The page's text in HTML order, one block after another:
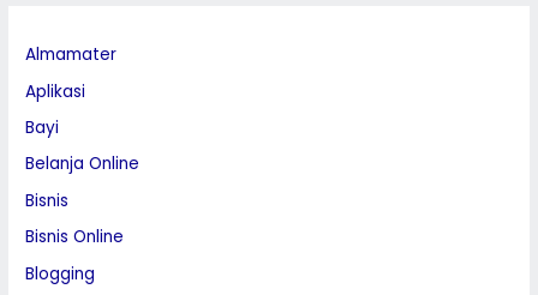
Almamater
Aplikasi
Bayi
Belanja Online
Bisnis
Bisnis Online
Blogging